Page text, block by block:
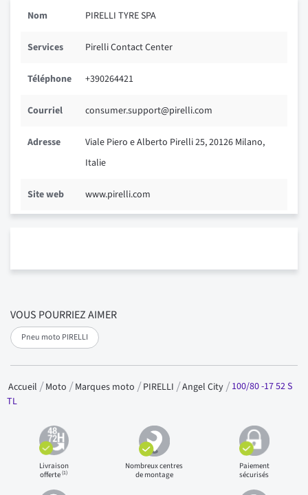
VOUS POURRIEZ AIMER
Pneu moto PIRELLI
Nom PIRELLI TYRE SPA
Services Pirelli Contact Center
Téléphone +390264421
Courriel consumer.support@pirelli.com
Adresse
Viale Piero e Alberto Pirelli 25, 20126 Milano,
Italie
Site web www.pirelli.com
Accueil Moto Marques moto PIRELLI Angel City
100/80 -17 52 S
TL
Livraison
offerte(1)
Nombreux centres
de montage
Paiement
sécurisés